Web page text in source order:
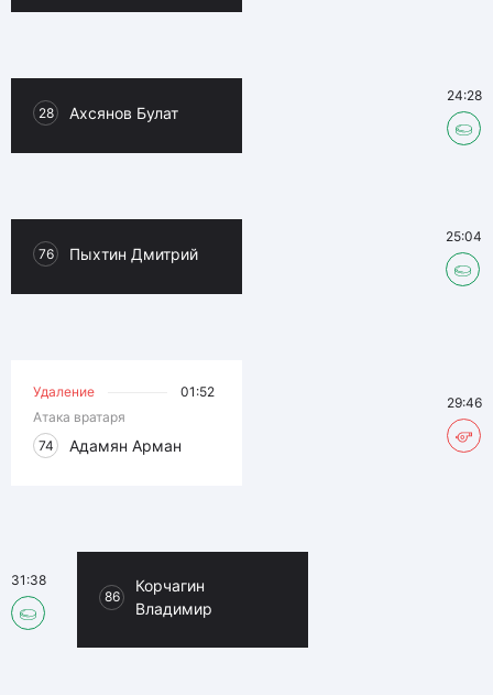
28 Ахсянов Булат
24:28
76 Пыхтин Дмитрий
25:04
Удаление
01:52
Атака вратаря
74
Адамян Арман
29:46
86
Корчагин
Владимир
31:38